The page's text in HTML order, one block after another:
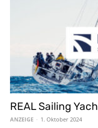
REAL Sailing
ANZEIGE - 1. Oktober 2024